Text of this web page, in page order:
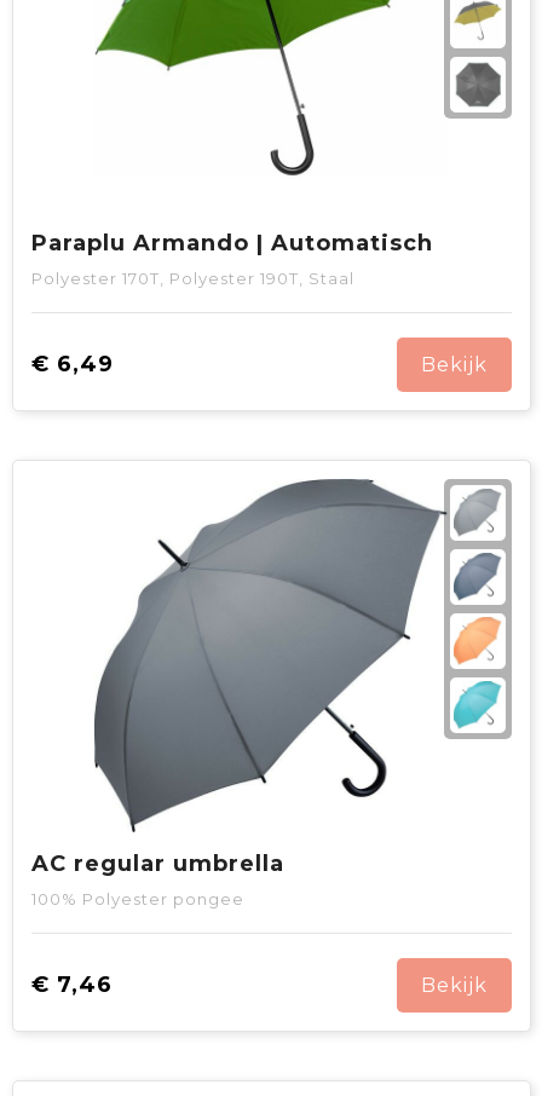
Paraplu Armando | Automatisch
Polyester 170T, Polyester 190T, Staal
€ 6,49 Bekijk
AC regular umbrella
100% Polyester pongee
€ 7,46 Bekijk